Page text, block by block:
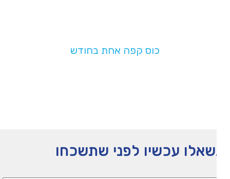
כוס קפה אחת בחודש
עכשיו לפני שתשכחו